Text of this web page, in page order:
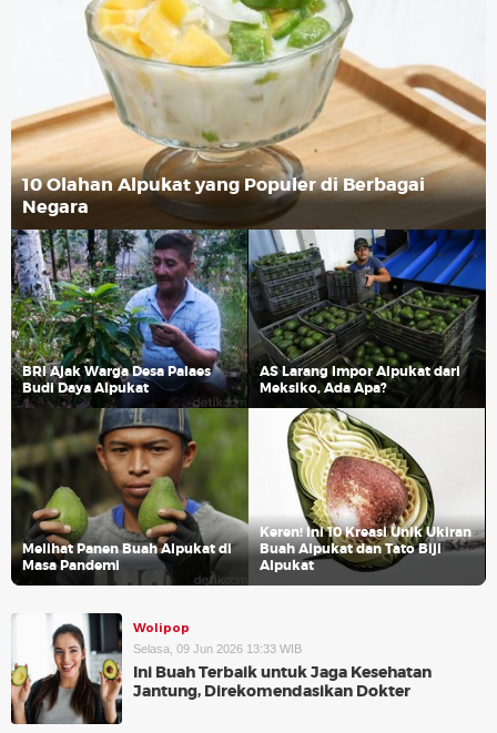
10 Olahan Alpukat yang Populer di Berbagai
Negara
BRI Ajak Warga Desa Palaes
Budi Daya Alpukat
AS Larang Impor Alpukat dari
Meksiko, Ada Apa?
Melihat Panen Buah Alpukat di
Masa Pandemi
Keren! Ini 10 Kreasi Unik Ukiran
Buah Alpukat dan Tato Biji
Alpukat
Wolipop
Selasa, 09 Jun 2026 13:33 WIB
Ini Buah Terbaik untuk Jaga Kesehatan
Jantung, Direkomendasikan Dokter